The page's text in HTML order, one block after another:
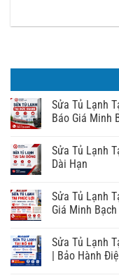
Sửa Tủ Lạnh
Báo Giá Minh
Sửa Tủ Lạnh
Dài Hạn
Sửa Tủ Lạnh
Giá Minh Bạch
Sửa Tủ Lạnh
| Bảo Hành